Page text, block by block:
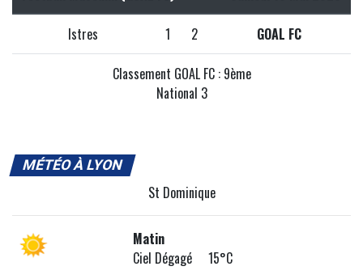
Istres 1 2 GOAL FC
Classement GOAL FC : 9ème
National 3
MÉTÉO À LYON
St Dominique
Matin
Ciel Dégagé 15°C